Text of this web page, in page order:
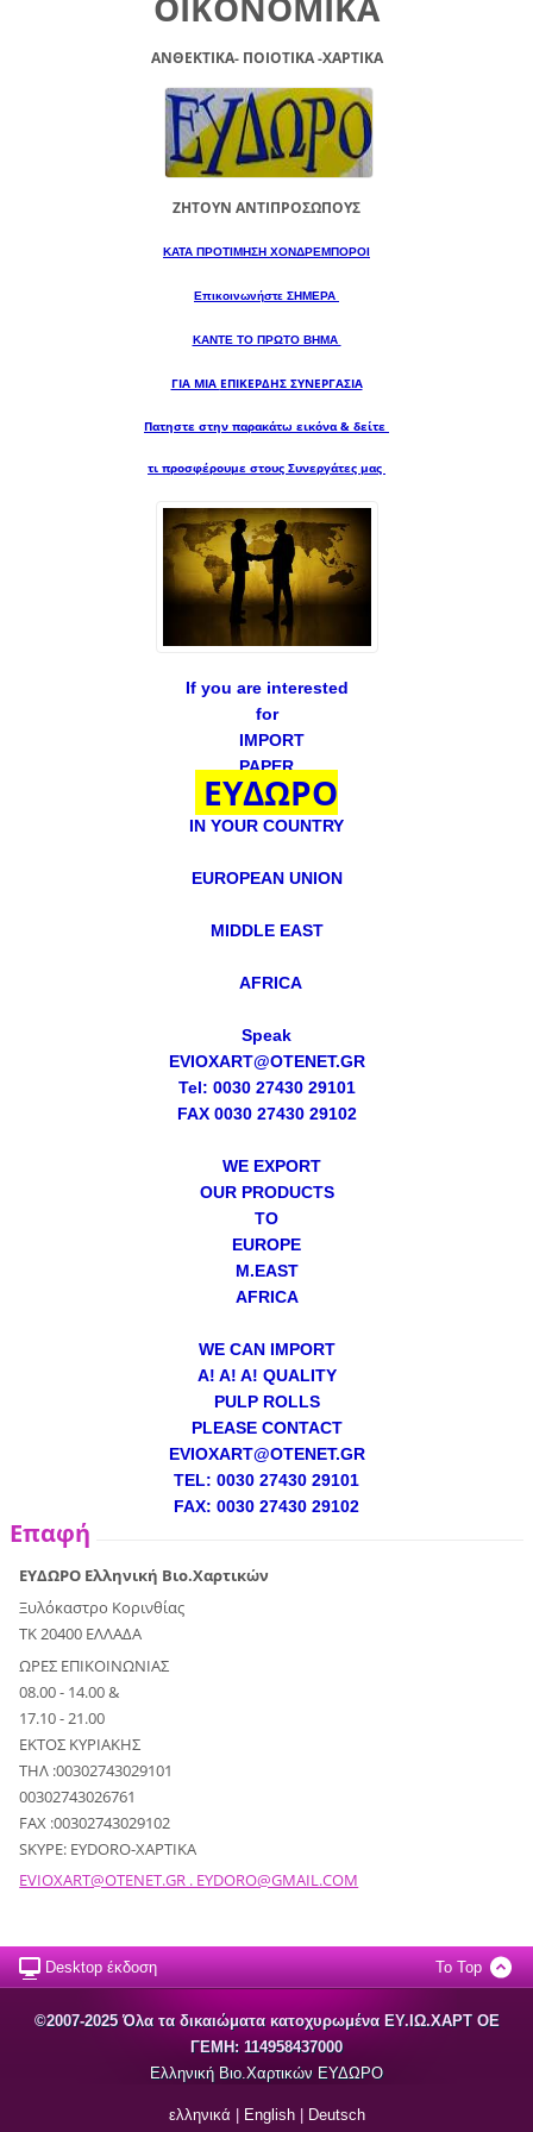
ΑΝΘΕΚΤΙΚΑ- ΠΟΙΟΤΙΚΑ -XAPTIKA
ΖΗΤΟΥΝ ΑΝΤΙΠΡΟΣΩΠΟΥΣ
ΚΑΤΑ ΠΡΟΤΙΜΗΣΗ ΧΟΝΔΡΕΜΠΟΡΟΙ
Επικοινωνήστε ΣΗΜΕΡΑ
ΚΑΝΤΕ ΤΟ ΠΡΩΤΟ ΒΗΜΑ
ΓΙΑ ΜΙΑ ΕΠΙΚΕΡΔΗΣ ΣΥΝΕΡΓΑΣΙΑ
Πατηστε στην παρακάτω εικόνα & δείτε
τι προσφέρουμε στους Συνεργάτες μας
If you are interested
for
IMPORT
PAPER
ΕΥΔΩΡΟ
IN YOUR COUNTRY
EUROPEAN UNION
MIDDLE EAST
AFRICA
Speak
EVIOXART@OTENET.GR
Tel: 0030 27430 29101
FAX 0030 27430 29102
WE EXPORT
OUR PRODUCTS
TO
EUROPE
M.EAST
AFRICA
WE CAN IMPORT
A! A! A! QUALITY
PULP ROLLS
PLEASE CONTACT
EVIOXART@OTENET.GR
TEL: 0030 27430 29101
FAX: 0030 27430 29102
Επαφή
ΕΥΔΩΡΟ Ελληνική Βιο.Χαρτικών
Ξυλόκαστρο Κορινθίας
ΤΚ 20400 ΕΛΛΑΔΑ
ΩΡΕΣ ΕΠΙΚΟΙΝΩΝΙΑΣ
08.00 - 14.00 &
17.10 - 21.00
ΕΚΤΟΣ ΚΥΡΙΑΚΗΣ
ΤΗΛ :00302743029101
00302743026761
FAX :00302743029102
SKYPE: EYDORO-XAPTIKA
EVIOXART@OTENET.GR . EYDORO@GMAIL.COM
Desktop έκδοση To Top
©2007-2025 Όλα τα δικαιώματα κατοχυρωμένα EΥ.ΙΩ.ΧΑΡΤ ΟΕ
ΓΕΜΗ: 114958437000
Ελληνική Βιο.Χαρτικών ΕΥΔΩΡΟ
ελληνικά | English| Deutsch